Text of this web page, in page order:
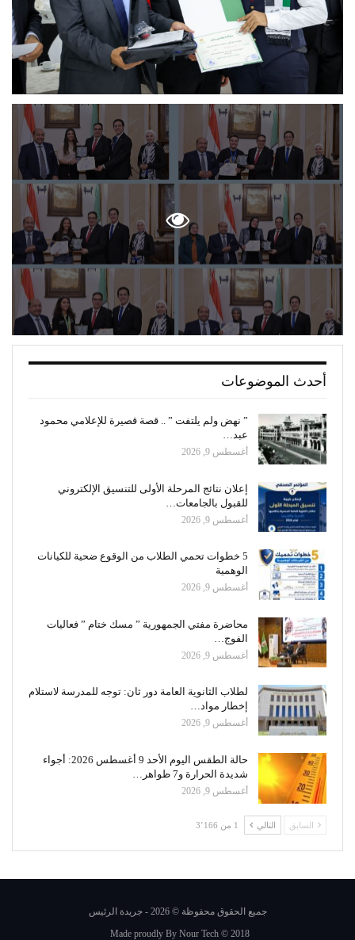
أحدث الموضوعات
” نهض ولم يلتفت ” .. قصة قصيرة للإعلامي محمود
عبد…
أغسطس 9, 2026
إعلان نتائج المرحلة الأولى للتنسيق الإلكتروني
للقبول بالجامعات…
أغسطس 9, 2026
5 خطوات تحمي الطلاب من الوقوع ضحية للكيانات
الوهمية
أغسطس 9, 2026
محاضرة مفتي الجمهورية ” مسك ختام ” فعاليات
الفوج…
أغسطس 9, 2026
لطلاب الثانوية العامة دور ثان: توجه للمدرسة لاستلام
إخطار مواد…
أغسطس 9, 2026
حالة الطقس اليوم الأحد 9 أغسطس 2026: أجواء
شديدة الحرارة و7 ظواهر…
أغسطس 9, 2026
السابق التالي 1 من 3٬166
جميع الحقوق محفوظة © 2026 - جريدة الرئيس
Made proudly By Nour Tech © 2018